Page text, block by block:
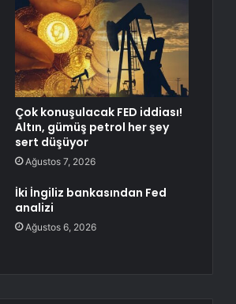
Çok konuşulacak FED iddiası!
Altın, gümüş petrol her şey
sert düşüyor
Ağustos 7, 2026
İki İngiliz bankasından Fed
analizi
Ağustos 6, 2026